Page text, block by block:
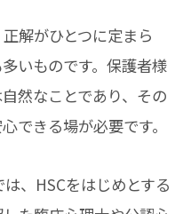
解がひとつに定まら
いものです。保護者様
然なことであり、その
できる場が必要です。
は、HSCをはじめとする